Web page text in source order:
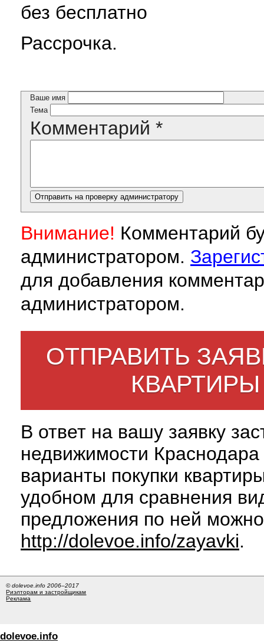
без бесплатно
Рассрочка.
Ваше имя
Тема
Комментарий *
Внимание! Комментарий
администратором.
для добавления
администратором.
ОТПРАВИТЬ
В ответ на вашу заявку
недвижимости
варианты покупки
удобном для сравнения
предложения по ней
http://dolevoe.info/zayavki.
© dolevoe.info 2006–2017
Риэлторам и застройщикам
Реклама
dolevoe.info